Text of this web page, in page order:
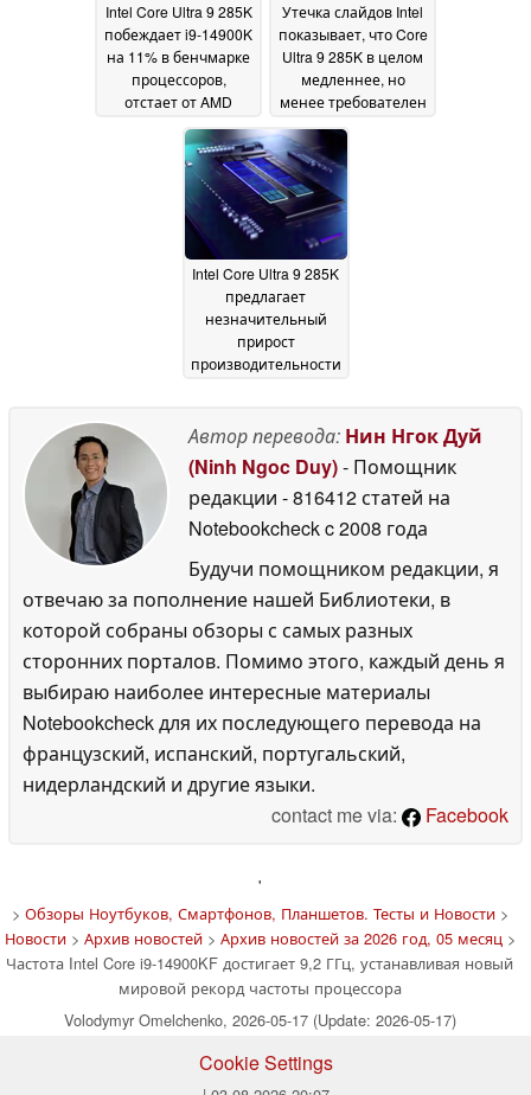
Intel Core Ultra 9 285K
побеждает i9-14900K
на 11% в бенчмарке
процессоров,
отстает от AMD
Ryzen 9 9950X в
20 October 2024
Утечка слайдов Intel
показывает, что Core
Ultra 9 285K в целом
медленнее, но
менее требователен
к питанию, чем i9-
14900K в играх,
сравнения с AMD
также включены
October 2024
Intel Core Ultra 9 285K
предлагает
незначительный
прирост
производительности
бенчмарков25 July
Автор перевода: Нин Нгок Дуй
(Ninh Ngoc Duy)- Помощник
редакции - 816412 статей на
Notebookcheckc 2008 года
Будучи помощником редакции, я
отвечаю за пополнение нашей Библиотеки, в
которой собраны обзоры с самых разных
сторонних порталов. Помимо этого, каждый день я
выбираю наиболее интересные материалы
Notebookcheck для их последующего перевода на
французский, испанский, португальский,
нидерландский и другие языки.
contact me via:
Facebook
'
> Обзоры Ноутбуков, Смартфонов, Планшетов. Тесты и Новости>
Новости> Архив новостей> Архив новостей за 2026 год, 05 месяц>
Частота Intel Core i9-14900KF достигает 9,2 ГГц, устанавливая новый
мировой рекорд частоты процессора
Volodymyr Omelchenko, 2026-05-17 (Update: 2026-05-17)
Cookie Settings